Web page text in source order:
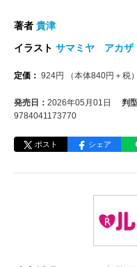
著者 貴津
イラスト サマミヤ アカザ
定価： 924円 （本体840円＋税）
発売日： 2026年05月01日 判
9784041173770
ポスト シェア